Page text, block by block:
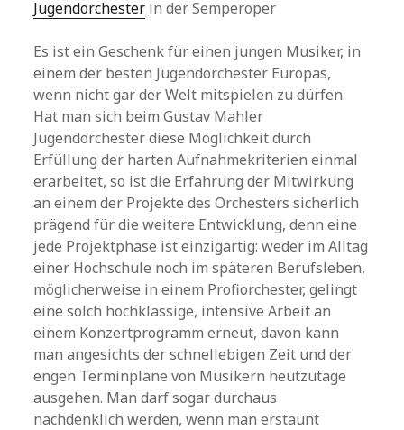
Jugendorchester in der Semperoper
Es ist ein Geschenk für einen jungen Musiker, in
einem der besten Jugendorchester Europas,
wenn nicht gar der Welt mitspielen zu dürfen.
Hat man sich beim Gustav Mahler
Jugendorchester diese Möglichkeit durch
Erfüllung der harten Aufnahmekriterien einmal
erarbeitet, so ist die Erfahrung der Mitwirkung
an einem der Projekte des Orchesters sicherlich
prägend für die weitere Entwicklung, denn eine
jede Projektphase ist einzigartig: weder im Alltag
einer Hochschule noch im späteren Berufsleben,
möglicherweise in einem Profiorchester, gelingt
eine solch hochklassige, intensive Arbeit an
einem Konzertprogramm erneut, davon kann
man angesichts der schnellebigen Zeit und der
engen Terminpläne von Musikern heutzutage
ausgehen. Man darf sogar durchaus
nachdenklich werden, wenn man erstaunt